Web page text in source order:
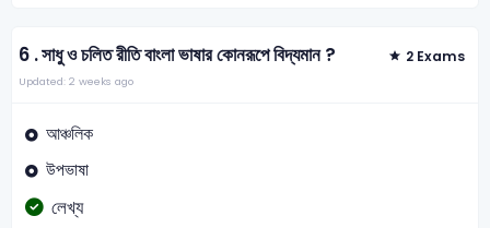
6 .সাধু ও চলিত রীতি বাংলা ভাষার কোনরূপে বিদ্যমান ? 2 Exams
Updated: 2 weeks ago
আঞ্চলিক
উপভাষা
লেখ্য